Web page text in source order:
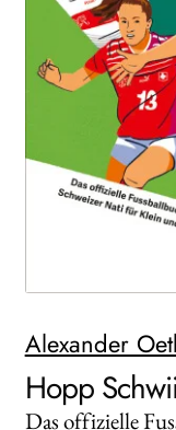
WEITERE
Alexander
Hopp
Das offizielle